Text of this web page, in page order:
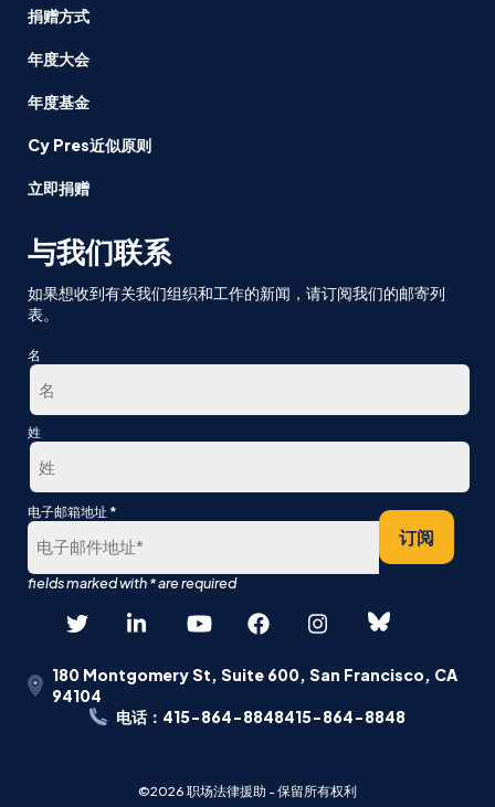
捐赠方式
年度大会
年度基金
Cy Pres近似原则
立即捐赠
与我们联系
如果想收到有关我们组织和工作的新闻，请订阅我们的邮寄列
表。
名
第
一
姓
最
后
电子邮箱地址 *
订阅
180 Montgomery St, Suite 600, San Francisco, CA
94104
电话：415-864-8848415-864-8848
©2026 职场法律援助 - 保留所有权利